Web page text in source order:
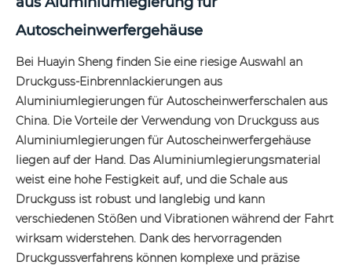
Autoscheinwerfergehäuse
Bei Huayin Sheng finden Sie eine riesige Auswahl an
Druckguss-Einbrennlackierungen aus
Aluminiumlegierungen für Autoscheinwerferschalen aus
China. Die Vorteile der Verwendung von Druckguss aus
Aluminiumlegierungen für Autoscheinwerfergehäuse
liegen auf der Hand. Das Aluminiumlegierungsmaterial
weist eine hohe Festigkeit auf, und die Schale aus
Druckguss ist robust und langlebig und kann
verschiedenen Stößen und Vibrationen während der Fahrt
wirksam widerstehen. Dank des hervorragenden
Druckgussverfahrens können komplexe und präzise